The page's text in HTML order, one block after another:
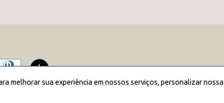
melhorar sua experiência em nossos serviços, personalizar nossa